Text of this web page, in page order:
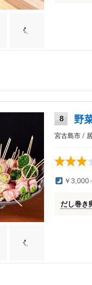
8 野
宮古島市 /
￥3,000
だし巻き